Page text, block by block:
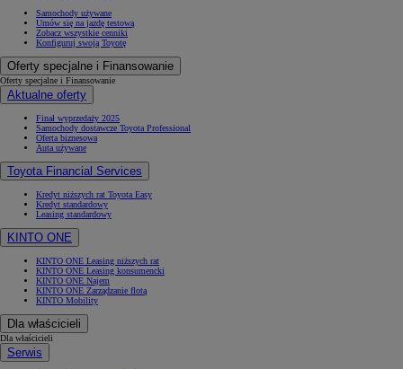
Samochody używane
Umów się na jazdę testową
Zobacz wszystkie cenniki
Konfiguruj swoją Toyotę
Oferty specjalne i Finansowanie
Oferty specjalne i Finansowanie
Aktualne oferty
Finał wyprzedaży 2025
Samochody dostawcze Toyota Professional
Oferta biznesowa
Auta używane
Toyota Financial Services
Kredyt niższych rat Toyota Easy
Kredyt standardowy
Leasing standardowy
KINTO ONE
KINTO ONE Leasing niższych rat
KINTO ONE Leasing konsumencki
KINTO ONE Najem
KINTO ONE Zarządzanie flotą
KINTO Mobility
Dla właścicieli
Dla właścicieli
Serwis